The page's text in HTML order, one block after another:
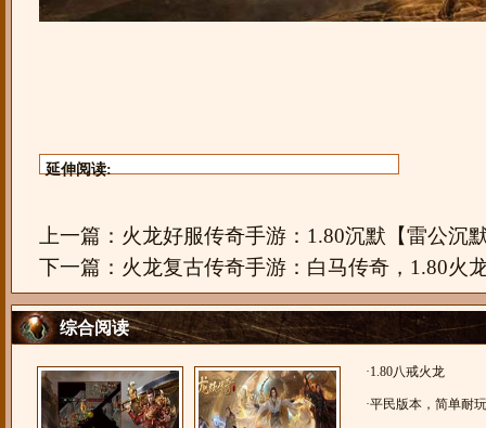
延伸阅读:
上一篇： 火龙好服传奇手游：1.80沉默【雷公沉
下一篇： 火龙复古传奇手游：白马传奇，1.80火
综合阅读
·1.80八戒火龙
·平民版本，简单耐